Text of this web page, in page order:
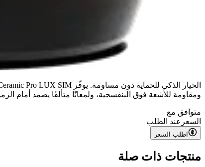
ومقاومة للأشعة فوق البنفسجية، ولمعانًا متألقًا يصمد أمام
متوافق مع
السعر عند الطلب
اطلب السعر
منتجات ذات صلة